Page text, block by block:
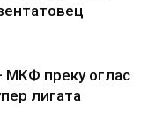
МКФ преку оглас
лигата